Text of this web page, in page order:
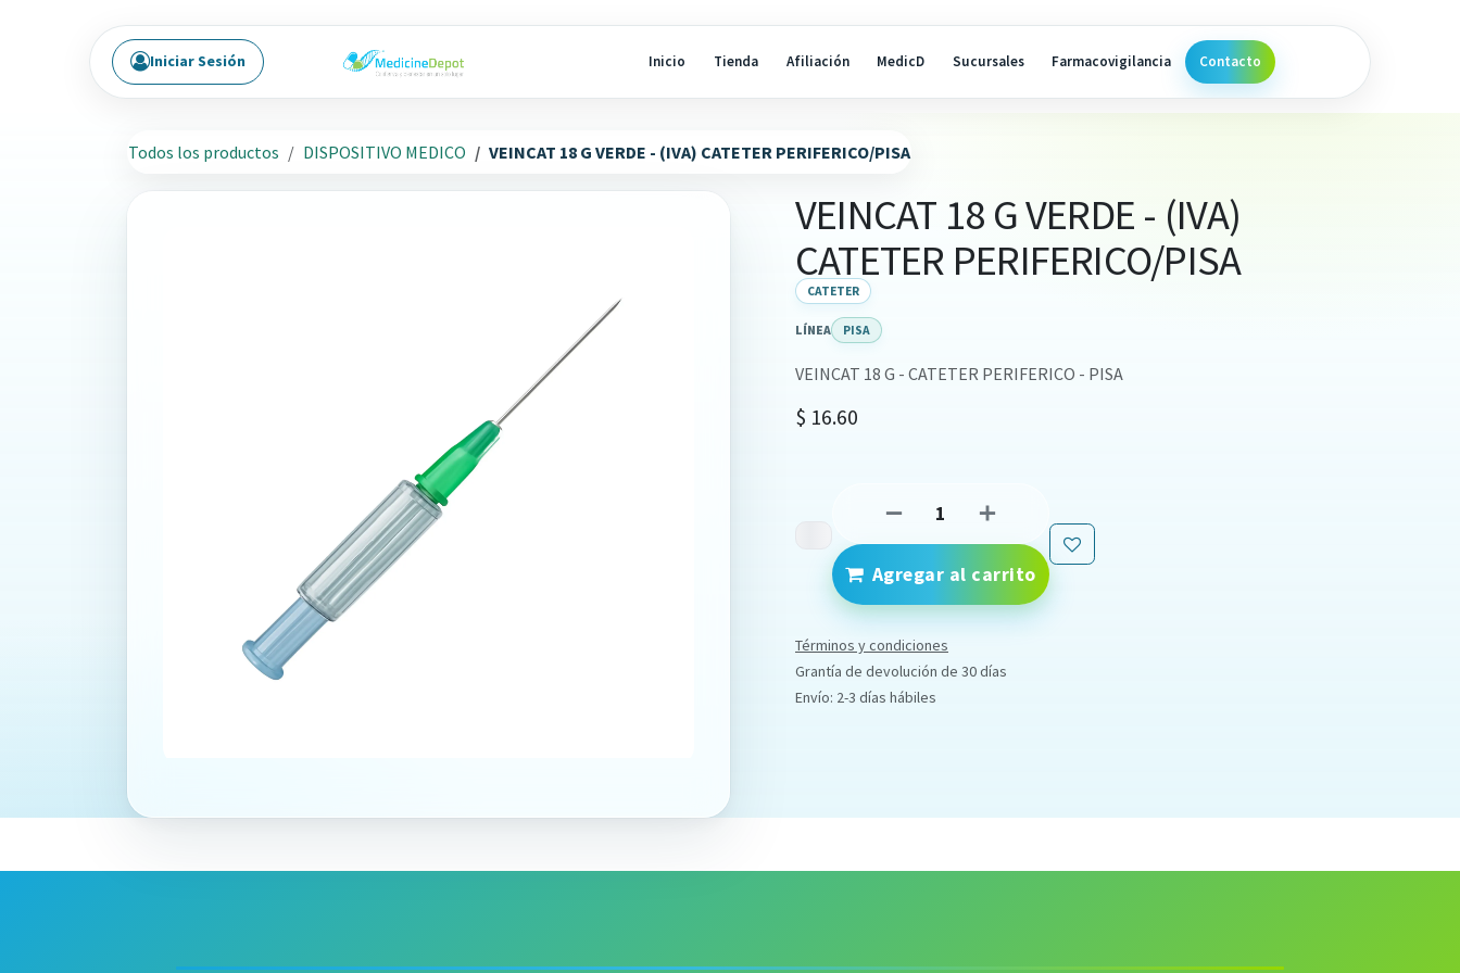
Inicio Tienda Afiliación MedicD Sucursales Farmacovigilancia Contacto
Iniciar Sesión
Todos los productos DISPOSITIVO MEDICO VEINCAT 18 G VERDE - (IVA) CATETER PERIFERICO/PISA
VEINCAT 18 G VERDE - (IVA)
CATETER PERIFERICO/PISA
CATETER
LÍNEA PISA
VEINCAT 18 G - CATETER PERIFERICO - PISA
$ 16.60
Agregar al carrito
Términos y condiciones
Grantía de devolución de 30 días
Envío: 2-3 días hábiles